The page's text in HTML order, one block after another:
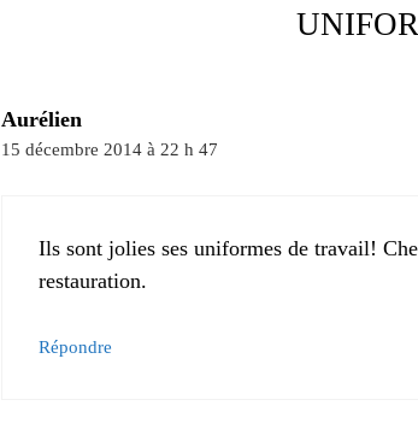
Aurélien
15 décembre 2014 à 22 h 47
Ils sont jolies ses uniformes de travail!
restauration.
Répondre